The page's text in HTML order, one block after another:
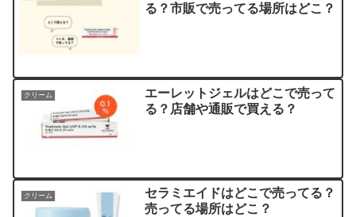
る？市販で売ってる場所はどこ？
クリーム
エーレットジェルはどこで売って
る？店舗や通販で買える？
クリーム
セラミエイドはどこで売ってる？
売ってる場所はどこ？